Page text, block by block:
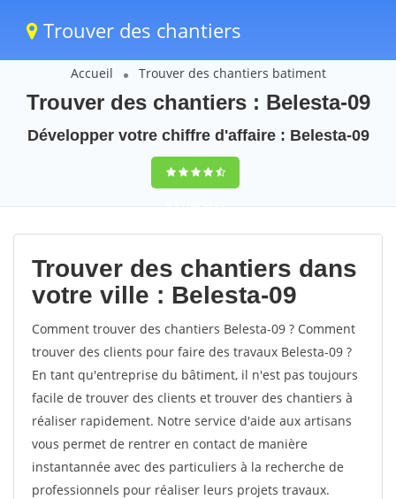
Trouver des chantiers
Accueil Trouver des chantiers batiment
Trouver des chantiers : Belesta-09
Développer votre chiffre d'affaire : Belesta-09
9,5(100%)43
votes
Trouver des chantiers dans
votre ville : Belesta-09
Comment trouver des chantiers Belesta-09 ? Comment
trouver des clients pour faire des travaux Belesta-09 ?
En tant qu'entreprise du bâtiment, il n'est pas toujours
facile de trouver des clients et trouver des chantiers à
réaliser rapidement. Notre service d'aide aux artisans
vous permet de rentrer en contact de manière
instantannée avec des particuliers à la recherche de
professionnels pour réaliser leurs projets travaux.